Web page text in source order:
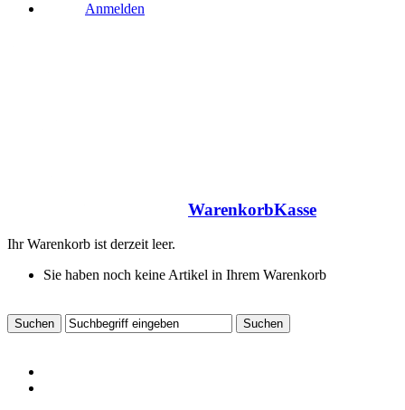
Anmelden
WarenkorbKasse
Ihr Warenkorb ist derzeit leer.
Sie haben noch keine Artikel in Ihrem Warenkorb